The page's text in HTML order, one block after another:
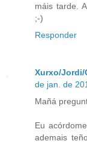
máis tarde.
;-)
Responder
Xurxo/Jordi/
de jan. de
Mañá
Eu
ademais